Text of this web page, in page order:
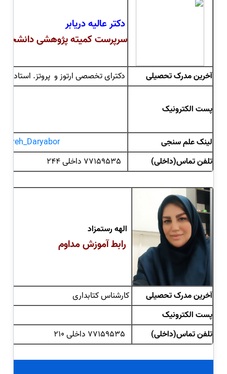
دکترعالیه دریابر
سرپرست کمیته پژوهشی
آخرین مدرک تحصیلی دکترای تخصصیارتوز و پروتز. استادیار
پست الکترونیک
لینک علم سنجی
تلفن تماس(داخلی)
الهه رستمزاد
رابط آموزش مداوم
آخرین مدرک تحصیلی
کارشناس کتابداری
پست الکترونیک
تلفن تماس(داخلی)